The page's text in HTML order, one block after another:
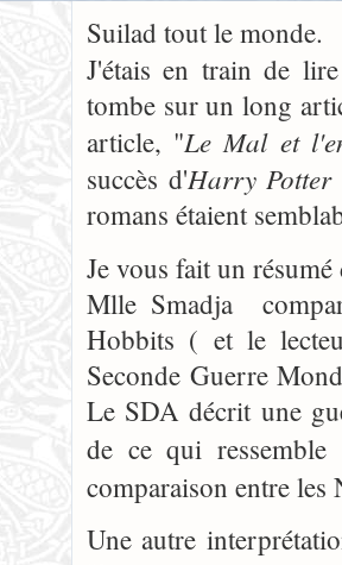
Suilad tout le monde.
J'étais en train de
tombe sur un long
article, "Le Mal et
succès d'Harry Potter
romans étaient
Je vous fait un
Mlle Smadja
Hobbits ( et le
Seconde Guerre
Le SDA décrit une
de ce qui
comparaison entre les
Une autre